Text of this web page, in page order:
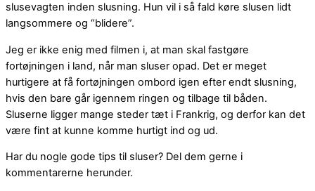
slusevagten inden slusning. Hun vil i så fald køre slusen lidt
langsommere og “blidere”.
Jeg er ikke enig med filmen i, at man skal fastgøre
fortøjningen i land, når man sluser opad. Det er meget
hurtigere at få fortøjningen ombord igen efter endt slusning,
hvis den bare går igennem ringen og tilbage til båden.
Sluserne ligger mange steder tæt i Frankrig, og derfor kan det
være fint at kunne komme hurtigt ind og ud.
Har du nogle gode tips til sluser? Del dem gerne i
kommentarerne herunder.